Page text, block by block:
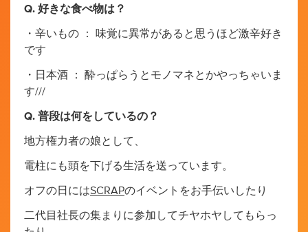
Q. 好きな食べ物は？
・辛いもの ： 味覚に異常があると思うほど激辛好き
です
・日本酒 ： 酔っぱらうとモノマネとかやっちゃいま
す///
Q. 普段は何をしているの？
地方権力者の娘として、
電柱にも頭を下げる生活を送っています。
オフの日にはSCRAPのイベントをお手伝いしたり
二代目社長の集まりに参加してチヤホヤしてもらっ